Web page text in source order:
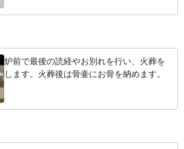
炉前で最後の読経やお別れを行い、火葬を
します。火葬後は骨壷にお骨を納めます。